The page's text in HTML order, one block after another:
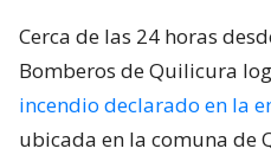
Cerca de las 24 horas
Bomberos de Quilicura
incendio declarado en la
ubicada en la comuna de